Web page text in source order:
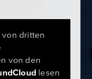
von dritten
von den
lesen